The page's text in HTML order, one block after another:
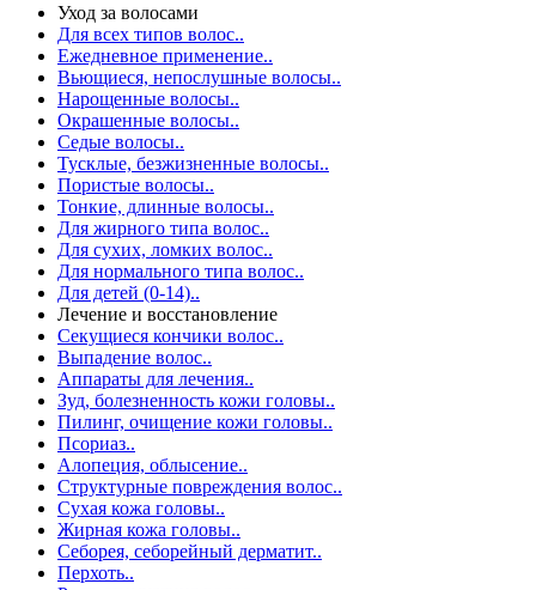
Уход за волосами
Для всех типов волос..
Ежедневное применение..
Вьющиеся, непослушные волосы..
Нарощенные волосы..
Окрашенные волосы..
Седые волосы..
Тусклые, безжизненные волосы..
Пористые волосы..
Тонкие, длинные волосы..
Для жирного типа волос..
Для сухих, ломких волос..
Для нормального типа волос..
Для детей (0-14)..
Лечение и восстановление
Секущиеся кончики волос..
Выпадение волос..
Аппараты для лечения..
Зуд, болезненность кожи головы..
Пилинг, очищение кожи головы..
Псориаз..
Алопеция, облысение..
Структурные повреждения волос..
Сухая кожа головы..
Жирная кожа головы..
Себорея, себорейный дерматит..
Перхоть..